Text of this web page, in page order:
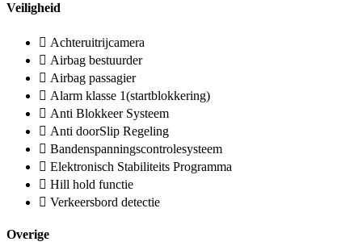
Veiligheid
Achteruitrijcamera
Airbag bestuurder
Airbag passagier
Alarm klasse 1(startblokkering)
Anti Blokkeer Systeem
Anti doorSlip Regeling
Bandenspanningscontrolesysteem
Elektronisch Stabiliteits Programma
Hill hold functie
Verkeersbord detectie
Overige